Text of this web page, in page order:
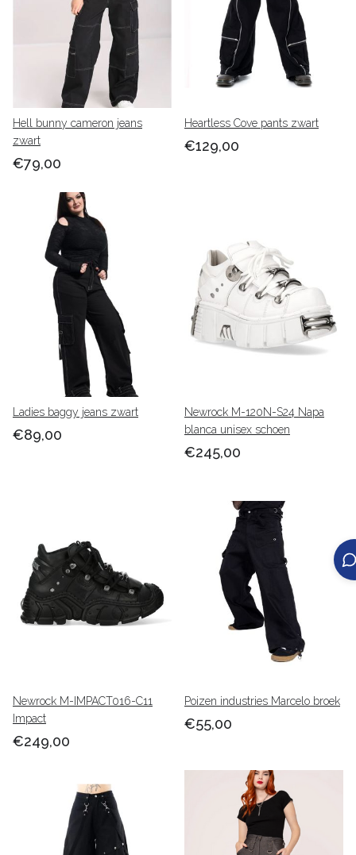
Hell bunny cameron jeans
zwart
€79,00
Heartless Cove pants zwart
€129,00
Ladies baggy jeans zwart
€89,00
Newrock M-120N-S24 Napa
blanca unisex schoen
€245,00
Newrock M-IMPACT016-C11
Impact
€249,00
Poizen industries Marcelo broek
€55,00